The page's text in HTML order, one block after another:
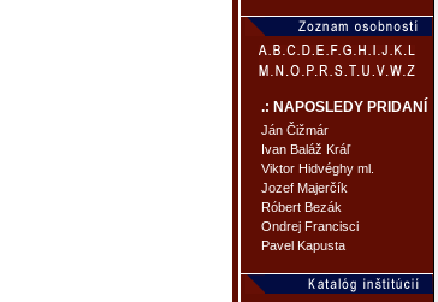
.: NAPOSLEDY PRIDANÍ
Ján Čižmár
Ivan Baláž Kráľ
Viktor Hidvéghy ml.
Jozef Majerčík
Róbert Bezák
Ondrej Francisci
Pavel Kapusta